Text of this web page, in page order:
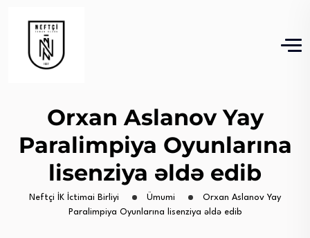
Orxan Aslanov Yay
Paralimpiya Oyunlarına
lisenziya əldə edib
Neftçi İK İctimai Birliyi Ümumi
Orxan Aslanov Yay
Paralimpiya Oyunlarına lisenziya əldə edib